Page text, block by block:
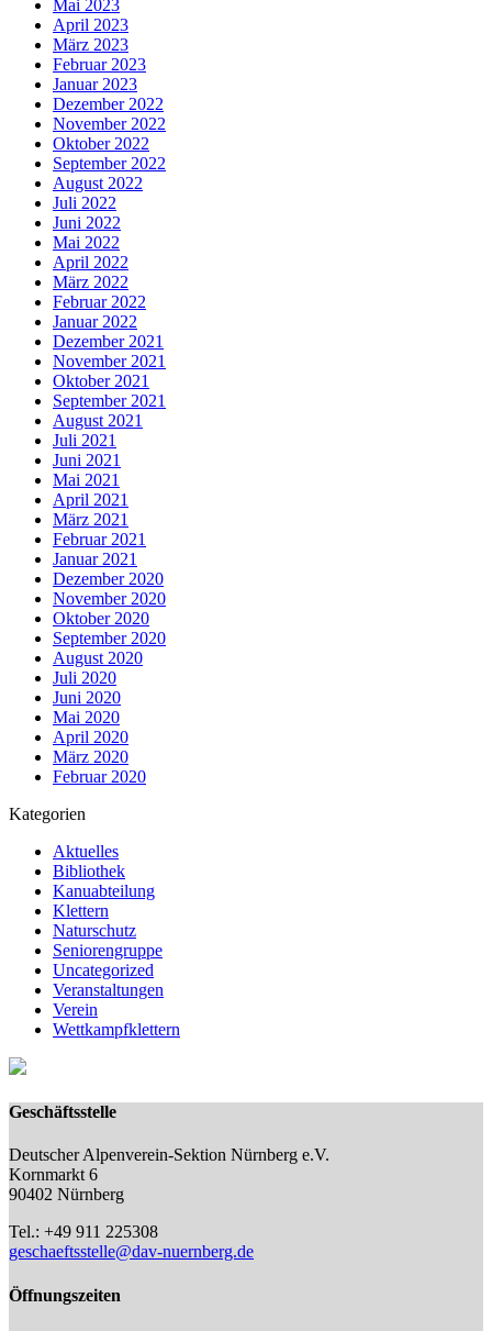
Mai 2023
April 2023
März 2023
Februar 2023
Januar 2023
Dezember 2022
November 2022
Oktober 2022
September 2022
August 2022
Juli 2022
Juni 2022
Mai 2022
April 2022
März 2022
Februar 2022
Januar 2022
Dezember 2021
November 2021
Oktober 2021
September 2021
August 2021
Juli 2021
Juni 2021
Mai 2021
April 2021
März 2021
Februar 2021
Januar 2021
Dezember 2020
November 2020
Oktober 2020
September 2020
August 2020
Juli 2020
Juni 2020
Mai 2020
April 2020
März 2020
Februar 2020
Kategorien
Aktuelles
Bibliothek
Kanuabteilung
Klettern
Naturschutz
Seniorengruppe
Uncategorized
Veranstaltungen
Verein
Wettkampfklettern
Geschäftsstelle
Deutscher Alpenverein-Sektion Nürnberg e.V.
Kornmarkt 6
90402 Nürnberg
Tel.: +49 911 225308
geschaeftsstelle@dav-nuernberg.de
Öffnungszeiten